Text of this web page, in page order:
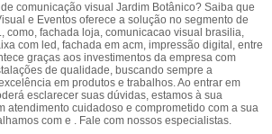
comunicação visual Jardim Botânico? Saiba que
e Eventos oferece a solução no segmento de
como, fachada loja, comunicacao visual brasilia,
com led, fachada em acm, impressão digital, entre
graças aos investimentos da empresa com
de qualidade, buscando sempre a
em produtos e trabalhos. Ao entrar em
esclarecer suas dúvidas, estamos à sua
atendimento cuidadoso e comprometido com a sua
com e . Fale com nossos especialistas.